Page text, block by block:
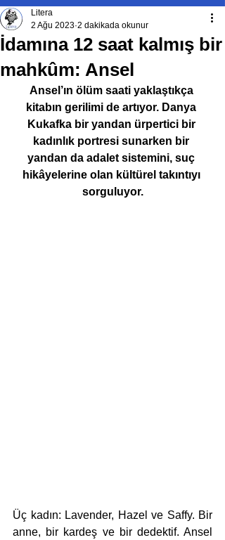
İdamına 12 saat kalmış bir
mahkûm: Ansel
Litera
2 Ağu 2023 2 dakikada okunur
Ansel’ın ölüm saati yaklaştıkça
kitabın gerilimi de artıyor. Danya
Kukafka bir yandan ürpertici bir
kadınlık portresi sunarken bir
yandan da adalet sistemini, suç
hikâyelerine olan kültürel takıntıyı
sorguluyor.
Üç kadın: Lavender, Hazel ve Saffy. Bir
anne, bir kardeş ve bir dedektif. Ansel